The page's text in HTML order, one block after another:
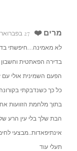
מרים ❤️ 27 בפברואר 2024 בשעה 21:04
לא מאמינה…חיפשתי
בדירה הפאתטית וחשבון
הפעם השמינית אולי עם
בתוך מלחמת הזוועות
הבת שלך בלי עין הרע
אינתיפאדות..מבצעי
תעלי עוד